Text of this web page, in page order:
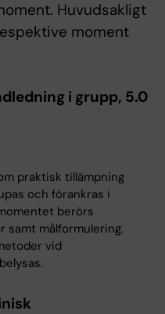
Huvudsakligt
moment
i grupp, 5.0
praktisk tillämpning
och förankras i
berörs
samt målformulering.
vid